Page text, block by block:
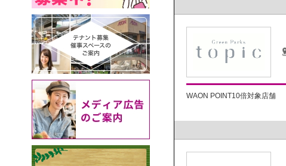
WAON POINT10倍対象店舗